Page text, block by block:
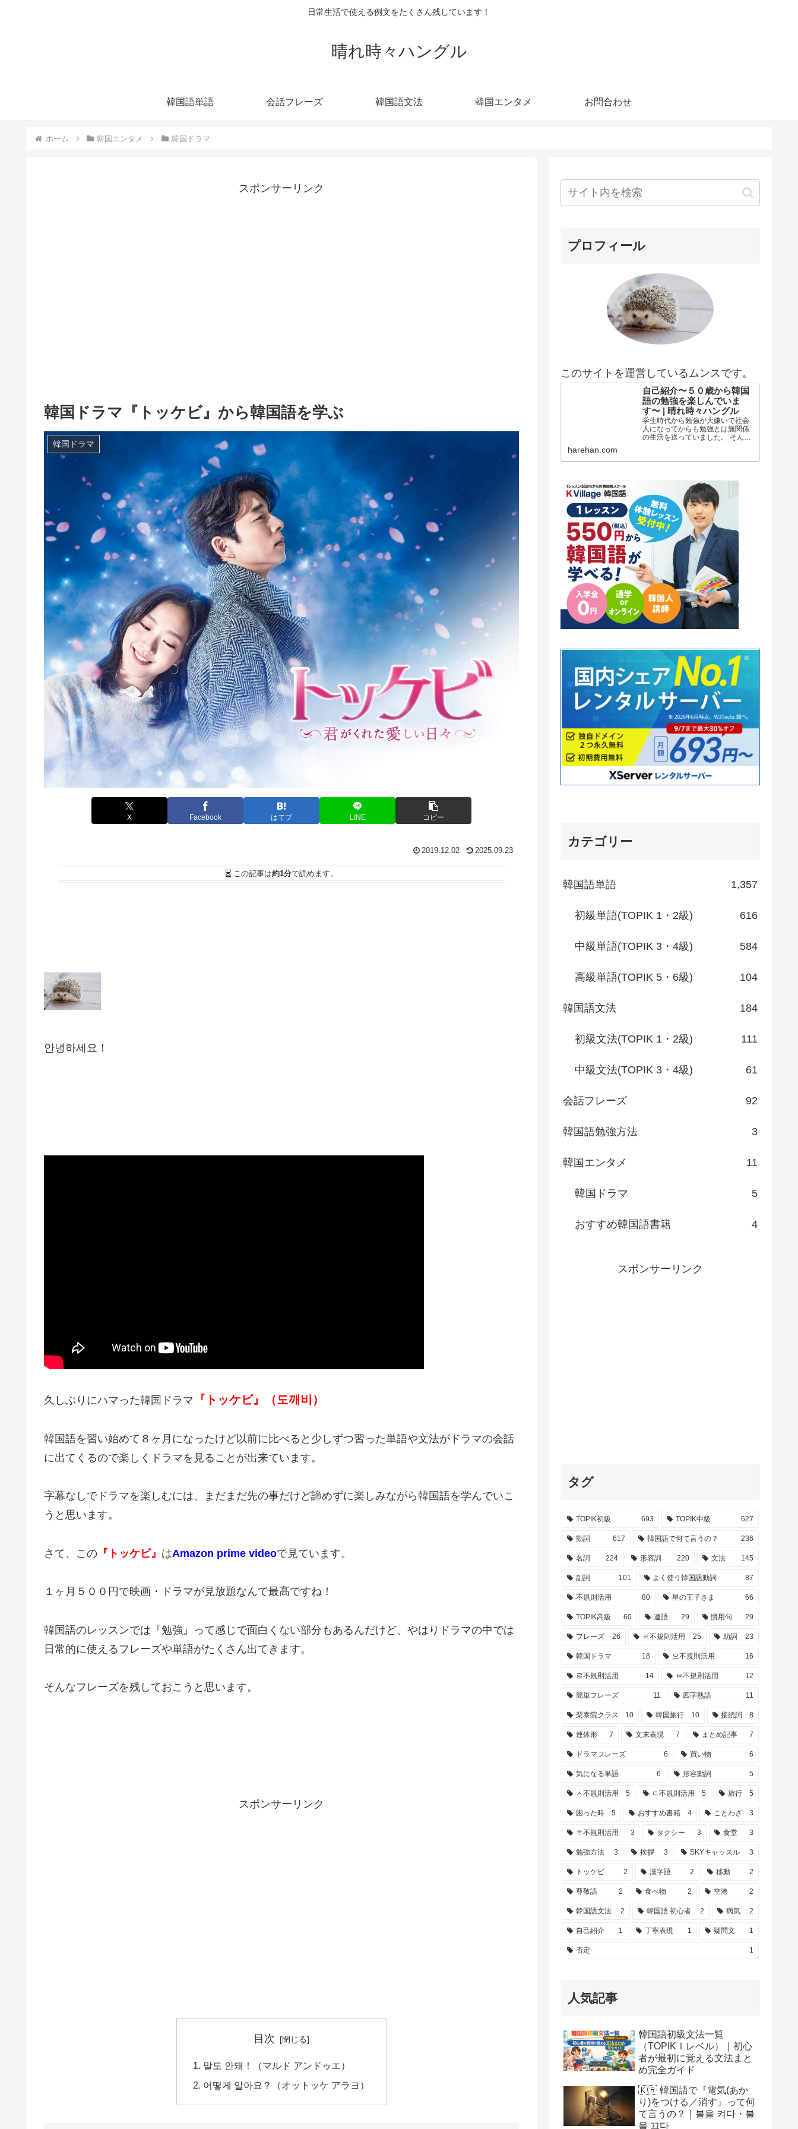
日常生活で使える例文をたくさん残しています！
晴れ時々ハングル
韓国語単語 会話フレーズ 韓国語文法 韓国エンタメ お問合わせ
ホーム 韓国エンタメ 韓国ドラマ
スポンサーリンク
韓国ドラマ『トッケビ』から韓国語を学ぶ
韓国ドラマ
X Facebook はてブ LINE コピー
2019.12.02 2025.09.23
この記事は約1分で読めます。
안녕하세요！
久しぶりにハマった韓国ドラマ 『トッケビ』（도깨비）
韓国語を習い始めて８ヶ月になったけど以前に比べると少しずつ習った単語や文法がドラマの会話
に出てくるので楽しくドラマを見ることが出来ています。
字幕なしでドラマを楽しむには、まだまだ先の事だけど諦めずに楽しみながら韓国語を学んでいこ
うと思います。
さて、この 『トッケビ』 はAmazon prime videoで見ています。
１ヶ月５００円で映画・ドラマが見放題なんて最高ですね！
韓国語のレッスンでは『勉強』って感じで面白くない部分もあるんだけど、やはりドラマの中では
日常的に使えるフレーズや単語がたくさん出てきます。
そんなフレーズを残しておこうと思います。
スポンサーリンク
目次
말도 안돼！（マルド アンドゥエ）
어떻게 알아요？（オットッケ アラヨ）
プロフィール
このサイトを運営しているムンスです。
自己紹介〜５０歳から韓国
語の勉強を楽しんでいま
す〜 | 晴れ時々ハングル
学生時代から勉強が大嫌いで社会
人になってからも勉強とは無関係
の生活を送っていました。 そんな
す。 在日韓国人３世で小さい頃は
学校低学年？の頃まで自
harehan.com
カテゴリー
韓国語単語 1,357
初級単語(TOPIK 1・2級) 616
中級単語(TOPIK 3・4級) 584
高級単語(TOPIK 5・6級) 104
韓国語文法 184
初級文法(TOPIK 1・2級) 111
中級文法(TOPIK 3・4級) 61
会話フレーズ 92
韓国語勉強方法 3
韓国エンタメ 11
韓国ドラマ 5
おすすめ韓国語書籍 4
スポンサーリンク
タグ
TOPIK初級 693 TOPIK中級 627
動詞 617 韓国語で何て言うの？ 236
名詞 224 形容詞 220 文法 145
副詞 101 よく使う韓国語動詞 87
不規則活用 80 星の王子さま 66
TOPIK高級 60 連語 29 慣用句 29
フレーズ 26 ㄹ不規則活用 25 助詞 23
韓国ドラマ 18 으不規則活用 16
르不規則活用 14 ㅂ不規則活用 12
簡単フレーズ 11 四字熟語 11
梨泰院クラス 10 韓国旅行 10 接続詞 8
連体形 7 文末表現 7 まとめ記事 7
ドラマフレーズ 6 買い物 6
気になる単語 6 形容動詞 5
ㅅ不規則活用 5 ㄷ不規則活用 5 旅行 5
困った時 5 おすすめ書籍 4 ことわざ 3
ㅎ不規則活用 3 タクシー 3 食堂 3
勉強方法 3 挨拶 3 SKYキャッスル 3
トッケビ 2 漢字語 2 移動 2
尊敬語 2 食べ物 2 空港 2
韓国語文法 2 韓国語 初心者 2 病気 2
自己紹介 1 丁寧表現 1 疑問文 1
否定 1
人気記事
韓国語初級文法一覧
（TOPIKⅠレベル）｜初心
者が最初に覚える文法まと
め完全ガイド
🇰🇷 韓国語で『電気(あか
り)をつける／消す』って何
て言うの？｜불을 켜다・불
을 끄다